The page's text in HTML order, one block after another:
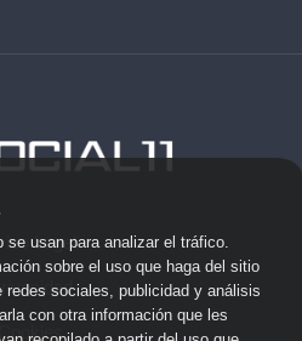
Legal
se usan para analizar el tráfico.
sobre el uso que haga del sitio
redes sociales, publicidad y análisis
con otra información que les